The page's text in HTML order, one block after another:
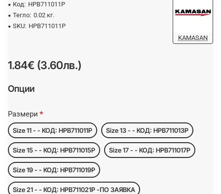
Код: HPB711011P
Тегло: 0.02 кг.
SKU: HPB711011P
KAMASAN
1.84€ (3.60лв.)
Опции
Размери
Size 11 - - КОД: HPB711011P Size 13 - - КОД: HPB711013P
Size 15 - - КОД: HPB711015P Size 17 - - КОД: HPB711017P
Size 19 - - КОД: HPB711019P
Size 21 - - КОД: HPB711021P -ПО ЗАЯВКА